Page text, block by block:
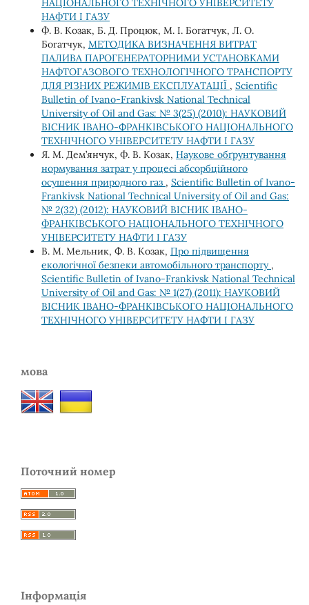
НАЦІОНАЛЬНОГО ТЕХНІЧНОГО УНІВЕРСИТЕТУ
НАФТИ І ГАЗУ
Ф. В. Козак, Б. Д. Процюк, М. І. Богатчук, Л. О.
Богатчук, МЕТОДИКА ВИЗНАЧЕННЯ ВИТРАТ
ПАЛИВА ПАРОГЕНЕРАТОРНИМИ УСТАНОВКАМИ
НАФТОГАЗОВОГО ТЕХНОЛОГІЧНОГО ТРАНСПОРТУ
ДЛЯ РІЗНИХ РЕЖИМІВ ЕКСПЛУАТАЦІЇ , Scientific
Bulletin of Ivano-Frankivsk National Technical
University of Oil and Gas: № 3(25) (2010): НАУКОВИЙ
ВІСНИК ІВАНО-ФРАНКІВСЬКОГО НАЦІОНАЛЬНОГО
ТЕХНІЧНОГО УНІВЕРСИТЕТУ НАФТИ І ГАЗУ
Я. М. Дем’янчук, Ф. В. Козак, Наукове обґрунтування
нормування затрат у процесі абсорбційного
осушення природного газ , Scientific Bulletin of Ivano-
Frankivsk National Technical University of Oil and Gas:
№ 2(32) (2012): НАУКОВИЙ ВІСНИК ІВАНО-
ФРАНКІВСЬКОГО НАЦІОНАЛЬНОГО ТЕХНІЧНОГО
УНІВЕРСИТЕТУ НАФТИ І ГАЗУ
В. М. Мельник, Ф. В. Козак, Про підвищення
екологічної безпеки автомобільного транспорту ,
Scientific Bulletin of Ivano-Frankivsk National Technical
University of Oil and Gas: № 1(27) (2011): НАУКОВИЙ
ВІСНИК ІВАНО-ФРАНКІВСЬКОГО НАЦІОНАЛЬНОГО
ТЕХНІЧНОГО УНІВЕРСИТЕТУ НАФТИ І ГАЗУ
мова
Поточний номер
Інформація